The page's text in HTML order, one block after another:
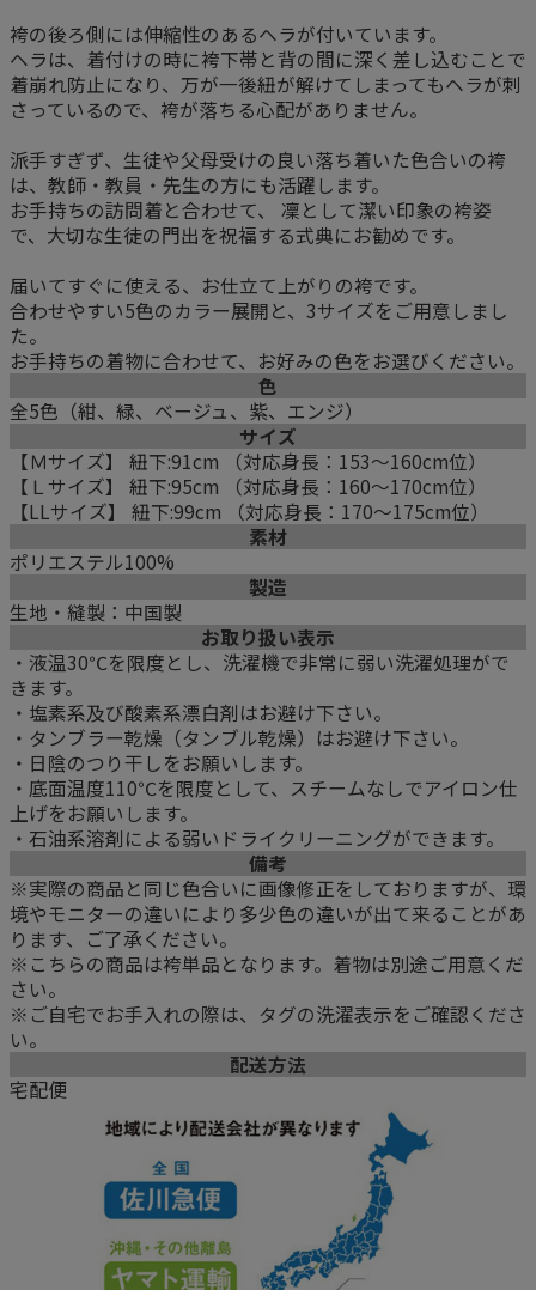
袴の後ろ側には伸縮性のあるヘラが付いています。
ヘラは、着付けの時に袴下帯と背の間に深く差し込むことで
着崩れ防止になり、万が一後紐が解けてしまってもヘラが刺
さっているので、袴が落ちる心配がありません。
派手すぎず、生徒や父母受けの良い落ち着いた色合いの袴
は、教師・教員・先生の方にも活躍します。
お手持ちの訪問着と合わせて、 凜として潔い印象の袴姿
で、大切な生徒の門出を祝福する式典にお勧めです。
届いてすぐに使える、お仕立て上がりの袴です。
合わせやすい5色のカラー展開と、3サイズをご用意しまし
た。
お手持ちの着物に合わせて、お好みの色をお選びください。
色
全5色（紺、緑、ベージュ、紫、エンジ）
サイズ
【Ｍサイズ】 紐下:91cm （対応身長：153～160cm位）
【Ｌサイズ】 紐下:95cm （対応身長：160～170cm位）
【LLサイズ】 紐下:99cm （対応身長：170～175cm位）
素材
ポリエステル100%
製造
生地・縫製：中国製
お取り扱い表示
・液温30℃を限度とし、洗濯機で非常に弱い洗濯処理がで
きます。
・塩素系及び酸素系漂白剤はお避け下さい。
・タンブラー乾燥（タンブル乾燥）はお避け下さい。
・日陰のつり干しをお願いします。
・底面温度110℃を限度として、スチームなしでアイロン仕
上げをお願いします。
・石油系溶剤による弱いドライクリーニングができます。
備考
※実際の商品と同じ色合いに画像修正をしておりますが、環
境やモニターの違いにより多少色の違いが出て来ることがあ
ります、ご了承ください。
※こちらの商品は袴単品となります。着物は別途ご用意くだ
さい。
※ご自宅でお手入れの際は、タグの洗濯表示をご確認くださ
い。
配送方法
宅配便